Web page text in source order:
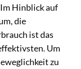
Im Hinblick auf
die
ist das
Um
zu